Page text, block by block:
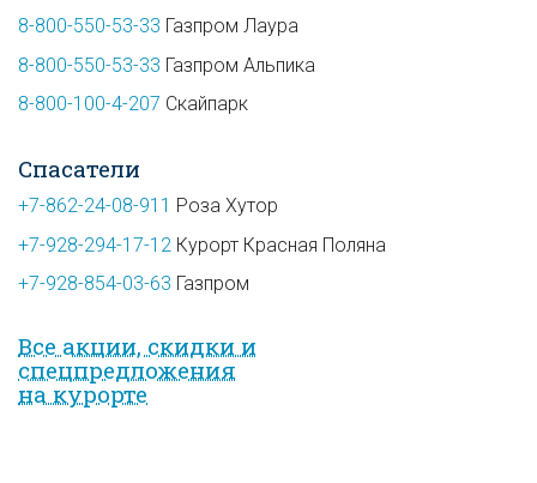
8-800-550-53-33 Газпром Лаура
8-800-550-53-33 Газпром Альпика
8-800-100-4-207 Скайпарк
Спасатели
+7-862-24-08-911 Роза Хутор
+7-928-294-17-12 Курорт Красная Поляна
+7-928-854-03-63 Газпром
Все акции, скидки и
спец­предложе­ния
на курорте